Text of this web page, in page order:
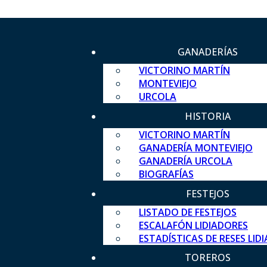
GANADERÍAS
VICTORINO MARTÍN
MONTEVIEJO
URCOLA
HISTORIA
VICTORINO MARTÍN
GANADERÍA MONTEVIEJO
GANADERÍA URCOLA
BIOGRAFÍAS
FESTEJOS
LISTADO DE FESTEJOS
ESCALAFÓN LIDIADORES
ESTADÍSTICAS DE RESES
TOREROS